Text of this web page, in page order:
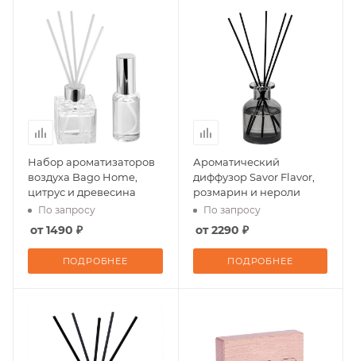
Набор ароматизаторов
воздуха Bago Home,
цитрус и древесина
По запросу
от 1490 ₽
ПОДРОБНЕЕ
Ароматический
диффузор Savor Flavor,
розмарин и нероли
По запросу
от 2290 ₽
ПОДРОБНЕЕ